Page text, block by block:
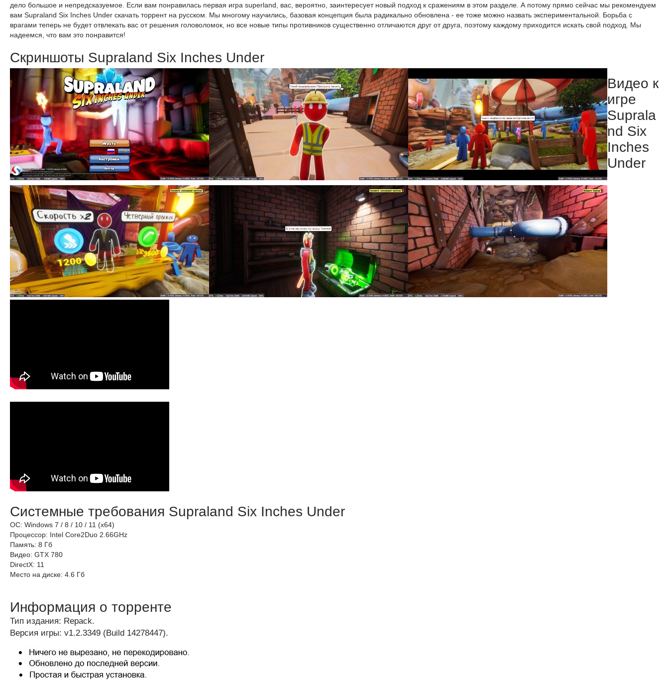
дело большое и непредсказуемое. Если вам понравилась первая игра superland, вас, вероятно, заинтересует новый подход к сражениям в этом разделе. А потому прямо сейчас мы рекомендуем
вам Supraland Six Inches Under скачать торрент на русском. Мы многому научились, базовая концепция была радикально обновлена - ее тоже можно назвать экспериментальной. Борьба с
врагами теперь не будет отвлекать вас от решения головоломок, но все новые типы противников существенно отличаются друг от друга, поэтому каждому приходится искать свой подход. Мы
надеемся, что вам это понравится!
Скриншоты Supraland Six Inches Under
Видео к
игре
Suprala
nd Six
Inches
Under
Системные требования Supraland Six Inches Under
ОС: Windows 7 / 8 / 10 / 11 (x64)
Процессор: Intel Core2Duo 2.66GHz
Память: 8 Гб
Видео: GTX 780
DirectX: 11
Место на диске: 4.6 Гб
Информация о торренте
Тип издания: Repack.
Версия игры: v1.2.3349 (Build 14278447).